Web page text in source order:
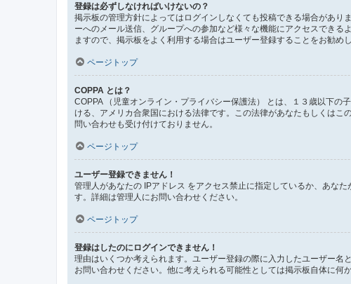
登録は必ずしなければいけないの？
掲示板の管理方針によってはログインしなくても投稿できる場合があ
ーへのメール送信、グループへの参加など様々な機能にアクセスでき
ますので、掲示板をよく利用する場合はユーザー登録することをお勧めし
ページトップ
COPPA とは？
COPPA （児童オンライン・プライバシー保護法） とは、１３歳以下
ける、アメリカ合衆国における法律です。この法律があなたもしくは
問い合わせも受け付けておりません。
ページトップ
ユーザー登録できません！
管理人があなたの IPアドレス をアクセス禁止に指定しているか、あな
す。詳細は管理人にお問い合わせください。
ページトップ
登録はしたのにログインできません！
理由はいくつか考えられます。ユーザー登録の際に入力したユーザー
お問い合わせください。他に考えられる可能性としては掲示板自体に何